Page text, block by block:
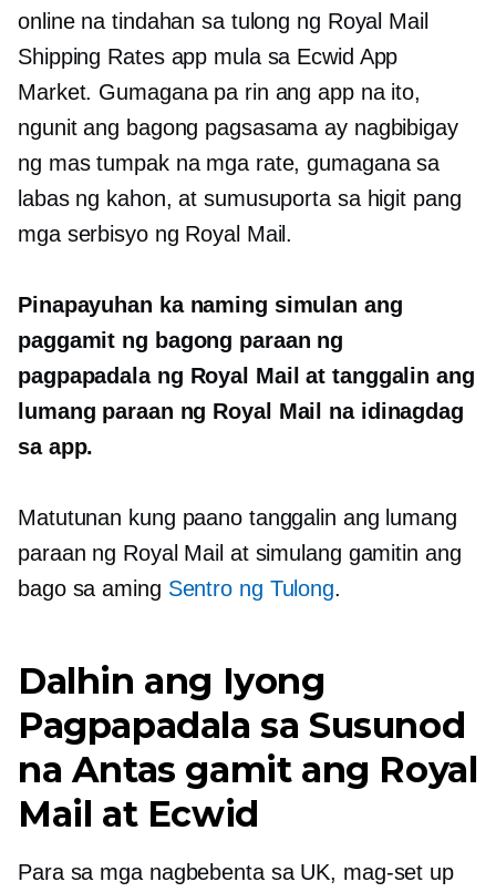
online na tindahan sa tulong ng Royal Mail
Shipping Rates app mula sa Ecwid App
Market. Gumagana pa rin ang app na ito,
ngunit ang bagong pagsasama ay nagbibigay
ng mas tumpak na mga rate, gumagana sa
labas ng kahon, at sumusuporta sa higit pang
mga serbisyo ng Royal Mail.
Pinapayuhan ka naming simulan ang
paggamit ng bagong paraan ng
pagpapadala ng Royal Mail at tanggalin ang
lumang paraan ng Royal Mail na idinagdag
sa app.
Matutunan kung paano tanggalin ang lumang
paraan ng Royal Mail at simulang gamitin ang
bago sa aming Sentro ng Tulong.
Dalhin ang Iyong
Pagpapadala sa Susunod
na Antas gamit ang Royal
Mail at Ecwid
Para sa mga nagbebenta sa UK, mag-set up